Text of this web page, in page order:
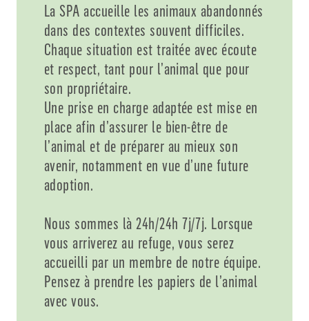
La SPA accueille les animaux abandonnés
dans des contextes souvent difficiles.
Chaque situation est traitée avec écoute
et respect, tant pour l’animal que pour
son propriétaire.
Une prise en charge adaptée est mise en
place afin d’assurer le bien-être de
l’animal et de préparer au mieux son
avenir, notamment en vue d’une future
adoption.
Nous sommes là 24h/24h 7j/7j. Lorsque
vous arriverez au refuge, vous serez
accueilli par un membre de notre équipe.
Pensez à prendre les papiers de l’animal
avec vous.